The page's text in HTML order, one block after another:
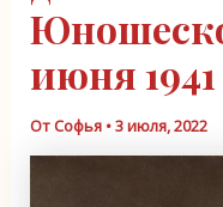
июня 1941
ОтСофья •3 июля, 2022